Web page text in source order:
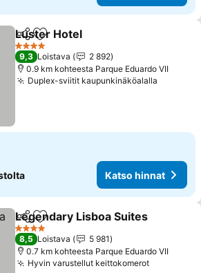
Jaa Lisää suosikkeihin
Luster Hotel
4 Tähtiluokitus
9,3 Loistava
2 892
0.9 km kohteesta Parque Eduardo VII
Duplex-sviitit kaupunkinäköalalla
Katso hinnat
Jaa Lisää suosikkeihin
Legendary Lisboa Suites
4 Tähtiluokitus
8,5 Loistava
5 981
0.7 km kohteesta Parque Eduardo VII
Hyvin varustellut keittokomerot